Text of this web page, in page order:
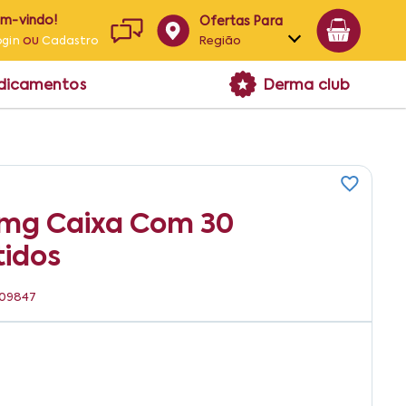
vindo!
ouCadastro
Ofertas Para
Região
Alagoas
Derma club
Caixa Com 30